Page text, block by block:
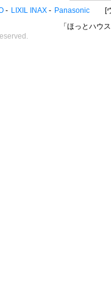
LIXIL INAX Panasonic
「ほっとハウ